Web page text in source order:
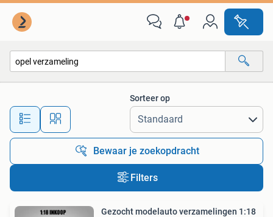
Alle afstanden…
Sorteer op
Bewaar je zoekopdracht
Filters
Gezocht modelauto verzamelingen 1:18